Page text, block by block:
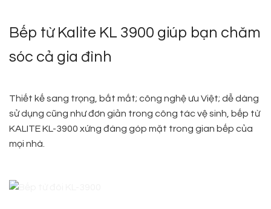
Bếp từ Kalite KL 3900 giúp bạn chăm
sóc cả gia đình
Thiết kế sang trọng, bắt mắt; công nghệ ưu Việt; dễ dàng
sử dụng cũng như đơn giản trong công tác vệ sinh, bếp từ
KALITE KL-3900 xứng đáng góp mặt trong gian bếp của
mọi nhà.